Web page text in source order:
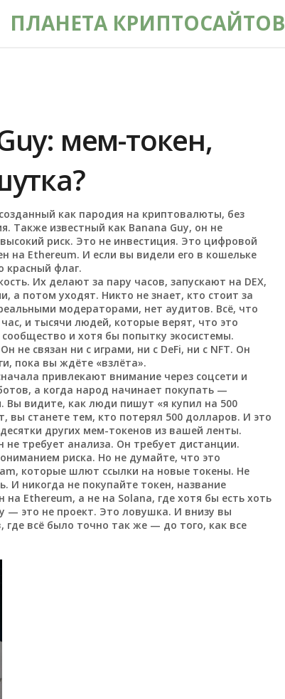
ПЛАНЕТА КРИПТОСАЙТОВ
мем-токен,
как пародия на криптовалюты, без
. Также известный как Banana Guy, он не
риск. Это не инвестиция. Это цифровой
на Ethereum. И если вы видели его в кошельке
красный флаг.
Их делают за пару часов, запускают на DEX,
а потом уходят. Никто не знает, кто стоит за
модераторами, нет аудитов. Всё, что
и тысячи людей, которые верят, что это
и хотя бы попытку экосистемы.
не связан ни с играми, ни с DeFi, ни с NFT. Он
пока вы ждёте «взлёта».
привлекают внимание через соцсети и
а когда народ начинает покупать —
Вы видите, как люди пишут «я купил на 500
станете тем, кто потерял 500 долларов. И это
других мем-токенов из вашей ленты.
требует анализа. Он требует дистанции.
риска. Но не думайте, что это
которые шлют ссылки на новые токены. Не
И никогда не покупайте токен, название
Ethereum, а не на Solana, где хотя бы есть хоть
— это не проект. Это ловушка. И внизу вы
всё было точно так же — до того, как все